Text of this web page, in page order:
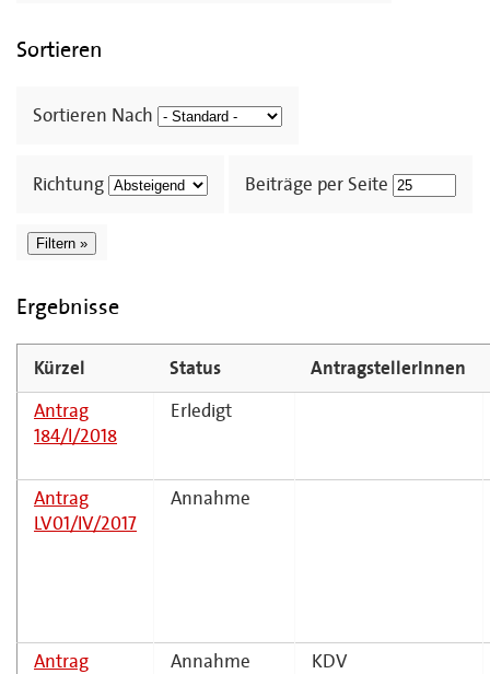
Sortieren
Sortieren Nach
Richtung Beiträge per Seite
Ergebnisse
Kürzel Status
AntragstellerInnen
Antrag
184/I/2018
Erledigt
Antrag
LV01/IV/2017
Annahme
Antrag
Annahme
KDV